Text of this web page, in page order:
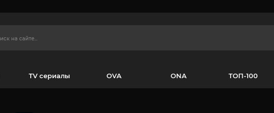
TV сериалы OVA ONA ТОП-100